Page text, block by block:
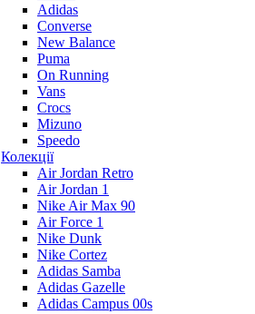
Adidas
Converse
New Balance
Puma
On Running
Vans
Crocs
Mizuno
Speedo
Колекції
Air Jordan Retro
Air Jordan 1
Nike Air Max 90
Air Force 1
Nike Dunk
Nike Cortez
Adidas Samba
Adidas Gazelle
Adidas Campus 00s